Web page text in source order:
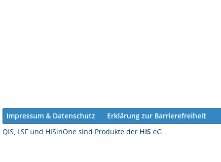
Impressum & Datenschutz
Erklärung zur Barrierefreiheit
QIS, LSF und HISinOne sind Produkte der HIS eG